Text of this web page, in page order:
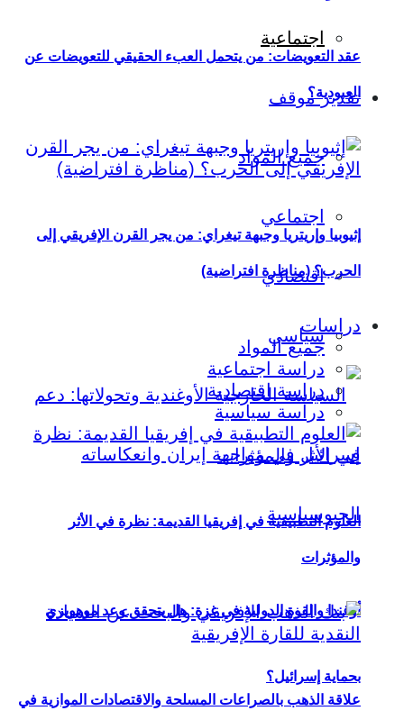
اجتماعية
تقدير موقف
جميع المواد
اجتماعي
اقتصادي
سياسي
أوغندا والقوة الدولية في غزة: هل يتحقق وعد موهويزي
بحماية إسرائيل؟
عقد التعويضات: من يتحمل العبء الحقيقي للتعويضات عن
العبودية؟
إثيوبيا وإريتريا وجبهة تيغراي: من يجر القرن الإفريقي إلى
الحرب؟ (مناظرة افتراضية)
دراسات
جميع المواد
دراسة اجتماعية
دراسة اقتصادية
دراسة سياسية
العلوم التطبيقية في إفريقيا القديمة: نظرة في الأثر
والمؤثرات
علاقة الذهب بالصراعات المسلحة والاقتصادات الموازية في